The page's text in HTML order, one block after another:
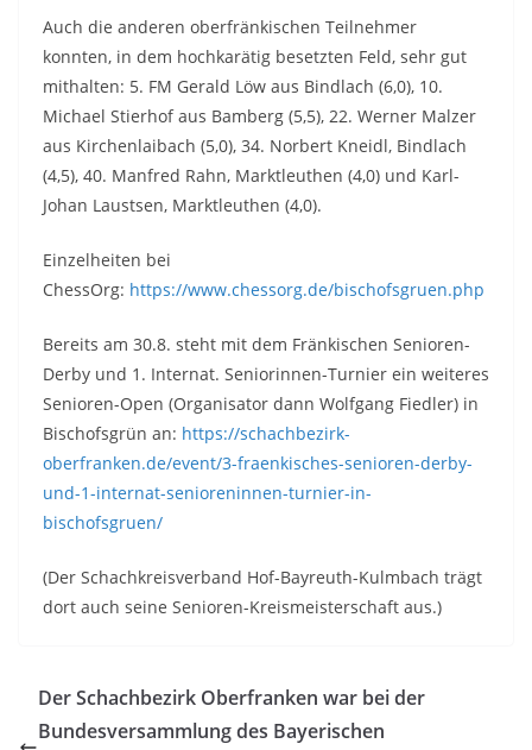
Auch die anderen oberfränkischen Teilnehmer
konnten, in dem hochkarätig besetzten Feld, sehr gut
mithalten: 5. FM Gerald Löw aus Bindlach (6,0), 10.
Michael Stierhof aus Bamberg (5,5), 22. Werner Malzer
aus Kirchenlaibach (5,0), 34. Norbert Kneidl, Bindlach
(4,5), 40. Manfred Rahn, Marktleuthen (4,0) und Karl-
Johan Laustsen, Marktleuthen (4,0).
Einzelheiten bei
ChessOrg: https://www.chessorg.de/bischofsgruen.php
Bereits am 30.8. steht mit dem Fränkischen Senioren-
Derby und 1. Internat. Seniorinnen-Turnier ein weiteres
Senioren-Open (Organisator dann Wolfgang Fiedler) in
Bischofsgrün an: https://schachbezirk-
oberfranken.de/event/3-fraenkisches-senioren-derby-
und-1-internat-senioreninnen-turnier-in-
bischofsgruen/
(Der Schachkreisverband Hof-Bayreuth-Kulmbach trägt
dort auch seine Senioren-Kreismeisterschaft aus.)
Der Schachbezirk Oberfranken war bei der
Bundesversammlung des Bayerischen